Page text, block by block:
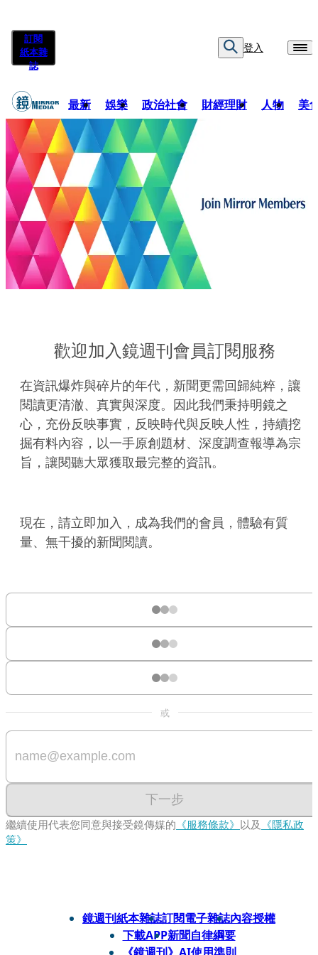
訂閱
紙本雜
誌
登入
最新 娛樂 政治社會 財經理財 人物 美
歡迎加入鏡週刊會員訂閱服務
在資訊爆炸與碎片的年代，新聞更需回歸純粹，讓
閱讀更清澈、真實與深度。因此我們秉持明鏡之
心，充份反映事實，反映時代與反映人性，持續挖
掘有料內容，以一手原創題材、深度調查報導為宗
旨，讓閱聽大眾獲取最完整的資訊。
現在，請立即加入，成為我們的會員，體驗有質
量、無干擾的新聞閱讀。
或
下一步
繼續使用代表您同意與接受鏡傳媒的 《服務條款》 以及 《隱私政
策》
鏡週刊紙本雜誌訂閱電子雜誌內容授權
下載APP新聞自律綱要